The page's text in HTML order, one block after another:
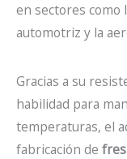
en sectores como
automotriz y la
Gracias a su
habilidad para
temperaturas, el
fabricación de